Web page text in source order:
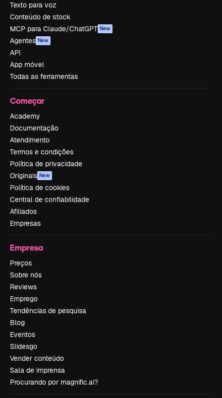
Texto para voz
Conteúdo de stock
MCP para Claude/ChatGPT New
Agentes New
API
App móvel
Todas as ferramentas
Começar
Academy
Documentação
Atendimento
Termos e condições
Política de privacidade
Originais New
Política de cookies
Central de confiabilidade
Afiliados
Empresas
Empresa
Preços
Sobre nós
Reviews
Emprego
Tendências de pesquisa
Blog
Eventos
Slidesgo
Vender conteúdo
Sala de imprensa
Procurando por magnific.ai?